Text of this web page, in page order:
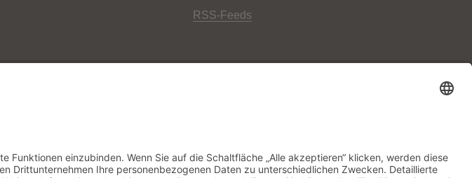
RSS-Feeds